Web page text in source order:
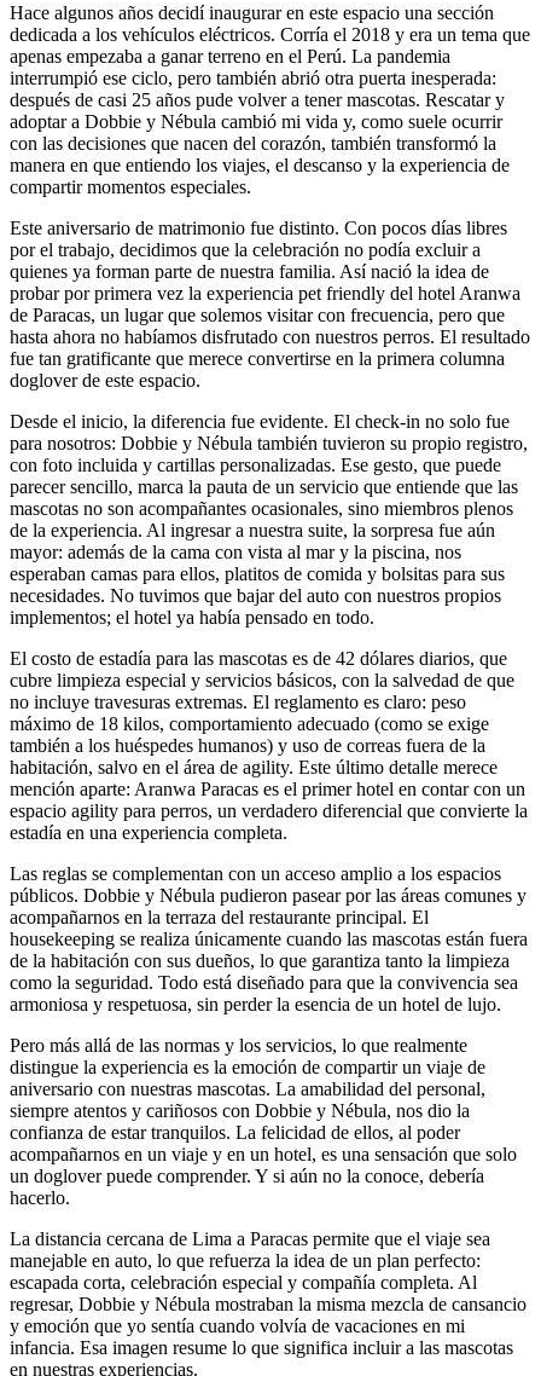
Hace algunos años decidí inaugurar en este espacio una sección
dedicada a los vehículos eléctricos. Corría el 2018 y era un tema que
apenas empezaba a ganar terreno en el Perú. La pandemia
interrumpió ese ciclo, pero también abrió otra puerta inesperada:
después de casi 25 años pude volver a tener mascotas. Rescatar y
adoptar a Dobbie y Nébula cambió mi vida y, como suele ocurrir
con las decisiones que nacen del corazón, también transformó la
manera en que entiendo los viajes, el descanso y la experiencia de
compartir momentos especiales.
Este aniversario de matrimonio fue distinto. Con pocos días libres
por el trabajo, decidimos que la celebración no podía excluir a
quienes ya forman parte de nuestra familia. Así nació la idea de
probar por primera vez la experiencia pet friendly del hotel Aranwa
de Paracas, un lugar que solemos visitar con frecuencia, pero que
hasta ahora no habíamos disfrutado con nuestros perros. El resultado
fue tan gratificante que merece convertirse en la primera columna
doglover de este espacio.
Desde el inicio, la diferencia fue evidente. El check-in no solo fue
para nosotros: Dobbie y Nébula también tuvieron su propio registro,
con foto incluida y cartillas personalizadas. Ese gesto, que puede
parecer sencillo, marca la pauta de un servicio que entiende que las
mascotas no son acompañantes ocasionales, sino miembros plenos
de la experiencia. Al ingresar a nuestra suite, la sorpresa fue aún
mayor: además de la cama con vista al mar y la piscina, nos
esperaban camas para ellos, platitos de comida y bolsitas para sus
necesidades. No tuvimos que bajar del auto con nuestros propios
implementos; el hotel ya había pensado en todo.
El costo de estadía para las mascotas es de 42 dólares diarios, que
cubre limpieza especial y servicios básicos, con la salvedad de que
no incluye travesuras extremas. El reglamento es claro: peso
máximo de 18 kilos, comportamiento adecuado (como se exige
también a los huéspedes humanos) y uso de correas fuera de la
habitación, salvo en el área de agility. Este último detalle merece
mención aparte: Aranwa Paracas es el primer hotel en contar con un
espacio agility para perros, un verdadero diferencial que convierte la
estadía en una experiencia completa.
Las reglas se complementan con un acceso amplio a los espacios
públicos. Dobbie y Nébula pudieron pasear por las áreas comunes y
acompañarnos en la terraza del restaurante principal. El
housekeeping se realiza únicamente cuando las mascotas están fuera
de la habitación con sus dueños, lo que garantiza tanto la limpieza
como la seguridad. Todo está diseñado para que la convivencia sea
armoniosa y respetuosa, sin perder la esencia de un hotel de lujo.
Pero más allá de las normas y los servicios, lo que realmente
distingue la experiencia es la emoción de compartir un viaje de
aniversario con nuestras mascotas. La amabilidad del personal,
siempre atentos y cariñosos con Dobbie y Nébula, nos dio la
confianza de estar tranquilos. La felicidad de ellos, al poder
acompañarnos en un viaje y en un hotel, es una sensación que solo
un doglover puede comprender. Y si aún no la conoce, debería
hacerlo.
La distancia cercana de Lima a Paracas permite que el viaje sea
manejable en auto, lo que refuerza la idea de un plan perfecto:
escapada corta, celebración especial y compañía completa. Al
regresar, Dobbie y Nébula mostraban la misma mezcla de cansancio
y emoción que yo sentía cuando volvía de vacaciones en mi
infancia. Esa imagen resume lo que significa incluir a las mascotas
en nuestras experiencias.